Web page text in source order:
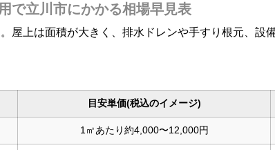
で立川市にかかる相場早見表
屋上は面積が大きく、排水ドレンや手すり根元、設
目安単価(税込のイメージ)
1㎡あたり約4,000〜12,000円